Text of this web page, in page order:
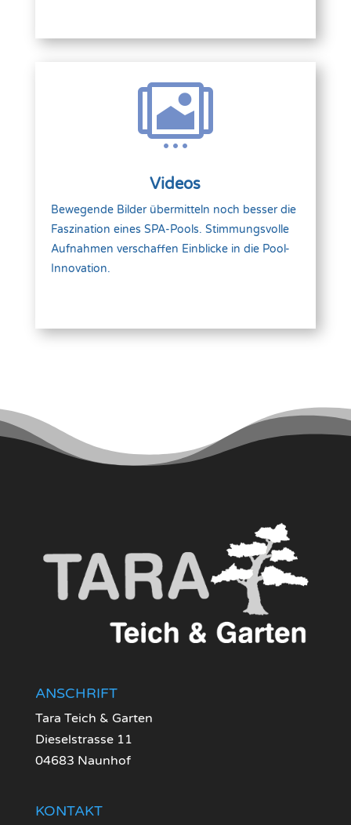

Videos
Bewegende Bilder übermitteln noch besser die
Faszination eines SPA-Pools. Stimmungsvolle
Aufnahmen verschaffen Einblicke in die Pool-
Innovation.
ANSCHRIFT
Tara Teich & Garten
Dieselstrasse 11
04683 Naunhof
KONTAKT